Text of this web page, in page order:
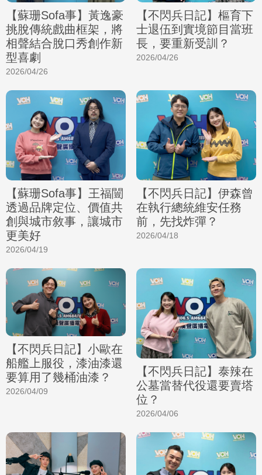
【蘇珊Sofa事】黃逸豪
挑脫傳統戲曲框架，將
相聲結合脫口秀創作新
型喜劇
2026/04/26
【不閃兵日記】樞育下
士退伍到實境節目當班
長，要重新受訓？
2026/04/26
【蘇珊Sofa事】王福闓
透過品牌定位、價值共
創與城市敘事，讓城市
更美好
2026/04/19
【不閃兵日記】伊森曾
在執行總統維安任務
前，先找炸彈？
2026/04/18
【不閃兵日記】小歐在
船艦上服役，漆油漆還
要算用了幾桶油漆？
2026/04/09
【不閃兵日記】泰辣在
公墓當替代役還要賣塔
位？
2026/04/06